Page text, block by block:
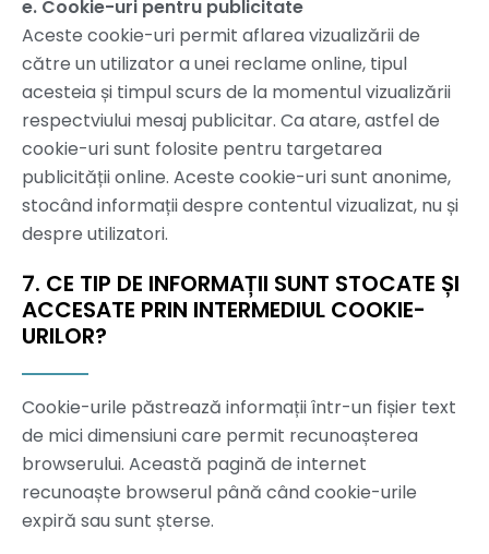
e. Cookie-uri pentru publicitate
Aceste cookie-uri permit aflarea vizualizării de
către un utilizator a unei reclame online, tipul
acesteia și timpul scurs de la momentul vizualizării
respectviului mesaj publicitar. Ca atare, astfel de
cookie-uri sunt folosite pentru targetarea
publicității online. Aceste cookie-uri sunt anonime,
stocând informații despre contentul vizualizat, nu și
despre utilizatori.
7. CE TIP DE INFORMAȚII SUNT STOCATE ȘI
ACCESATE PRIN INTERMEDIUL COOKIE-
URILOR?
Cookie-urile păstrează informații într-un fișier text
de mici dimensiuni care permit recunoașterea
browserului. Această pagină de internet
recunoaște browserul până când cookie-urile
expiră sau sunt șterse.